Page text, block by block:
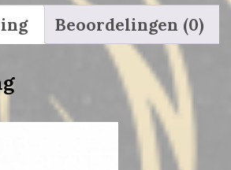
Beoordelingen (0)